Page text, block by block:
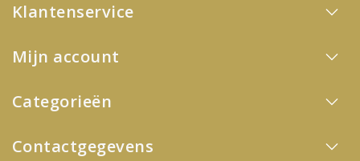
Klantenservice
Mijn account
Categorieën
Contactgegevens